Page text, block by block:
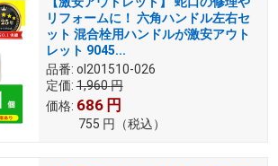
リフォームに！ 六角ハンドル左右セ
ット 混合栓用ハンドルが激安アウト
レット 9045...
品番: ol201510-026
定価: 1,960円
価格: 686 円
755 円 （税込）